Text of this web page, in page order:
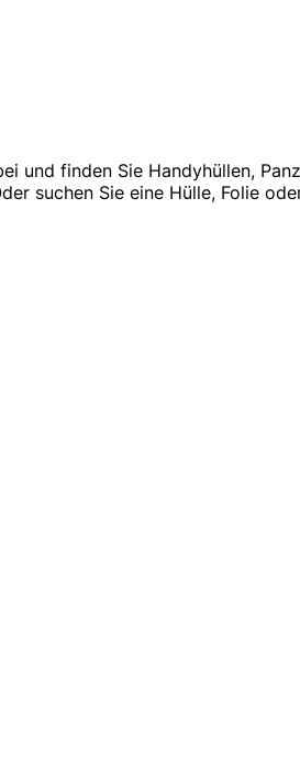
und finden Sie Handyhüllen,
suchen Sie eine Hülle, Folie